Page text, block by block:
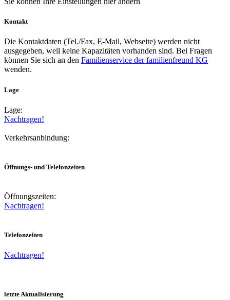
Kontakt
Die Kontaktdaten (Tel./Fax, E-Mail, Webseite) werden nicht
ausgegeben, weil keine Kapazitäten vorhanden sind. Bei Fragen
können Sie sich an den Familienservice der familienfreund KG
wenden.
Lage
Lage:
Nachtragen!
Verkehrsanbindung:
Öffnungs- und Telefonzeiten
Öffnungszeiten:
Nachtragen!
Telefonzeiten
Nachtragen!
letzte Aktualisierung